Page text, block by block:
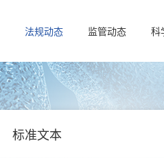
法规动态 监管动态 科
标准文本